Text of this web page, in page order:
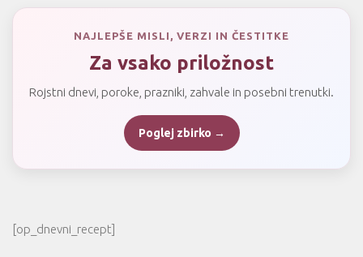
NAJLEPŠE MISLI, VERZI IN ČESTITKE
Za vsako priložnost
Rojstni dnevi, poroke, prazniki, zahvale in posebni trenutki.
Poglej zbirko →
[op_dnevni_recept]